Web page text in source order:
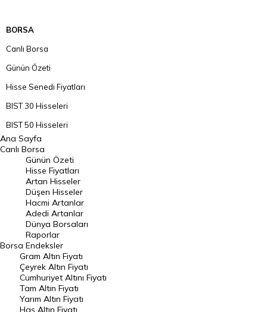
BORSA
Canlı Borsa
Günün Özeti
Hisse Senedi Fiyatları
BIST 30 Hisseleri
BIST 50 Hisseleri
BIST 100 Hisseleri
En Çok Artan Hisseler
En Çok Düşen Hisseler
Hacmi Artanlar
Geçmiş Kapanışlar
Dünya Borsaları
Raporlar
Endeksler
DÖVİZ
Ana Sayfa
Canlı Borsa
Borsa
Günün Özeti
Hisse Fiyatları
Artan Hisseler
Düşen Hisseler
Hacmi Artanlar
Adedi Artanlar
Dünya Borsaları
Raporlar
Endeksler
Gram Altın Fiyatı
Çeyrek Altın Fiyatı
Cumhuriyet Altını Fiyatı
Tam Altın Fiyatı
Yarım Altın Fiyatı
Has Altın Fiyatı